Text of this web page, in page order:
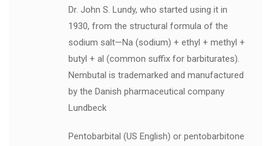
Dr. John S. Lundy, who started using it in
1930, from the structural formula of the
sodium salt—Na (sodium) + ethyl + methyl +
butyl + al (common suffix for barbiturates).
Nembutal is trademarked and manufactured
by the Danish pharmaceutical company
Lundbeck
Pentobarbital (US English) or pentobarbitone